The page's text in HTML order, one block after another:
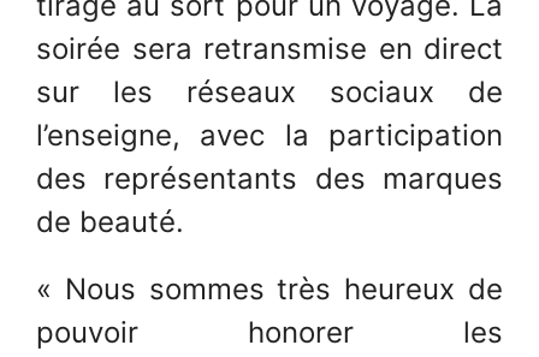
soirée sera retransmise en direct
sur les réseaux sociaux de
l’enseigne, avec la participation
des représentants des marques
de beauté.
« Nous sommes très heureux de
pouvoir honorer les